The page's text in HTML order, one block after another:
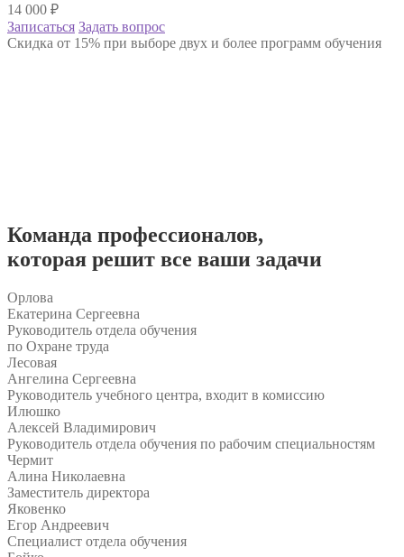
14 000 ₽
Записаться Задать вопрос
Скидка от 15% при выборе двух и более программ обучения
Команда профессионалов,
которая решит все ваши задачи
Орлова
Екатерина Сергеевна
Руководитель отдела обучения
по Охране труда
Лесовая
Ангелина Сергеевна
Руководитель учебного центра, входит в комиссию
Илюшко
Алексей Владимирович
Руководитель отдела обучения по рабочим специальностям
Чермит
Алина Николаевна
Заместитель директора
Яковенко
Егор Андреевич
Специалист отдела обучения